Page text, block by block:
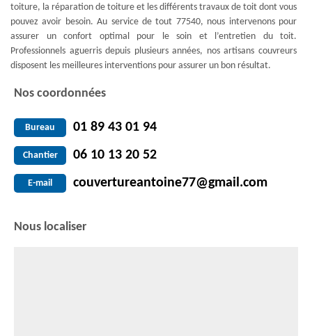
toiture, la réparation de toiture et les différents travaux de toit dont vous
pouvez avoir besoin. Au service de tout 77540, nous intervenons pour
assurer un confort optimal pour le soin et l’entretien du toit.
Professionnels aguerris depuis plusieurs années, nos artisans couvreurs
disposent les meilleures interventions pour assurer un bon résultat.
Nos coordonnées
Bureau 01 89 43 01 94
Chantier 06 10 13 20 52
E-mail couvertureantoine77@gmail.com
Nous localiser